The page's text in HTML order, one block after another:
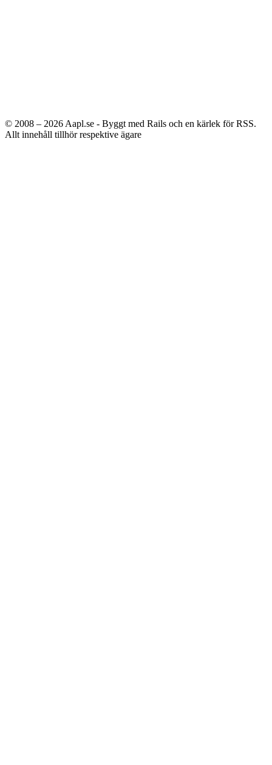
© 2008 – 2026 Aapl.se - Byggt med Rails och en kärlek för RSS.
Allt innehåll tillhör respektive ägare